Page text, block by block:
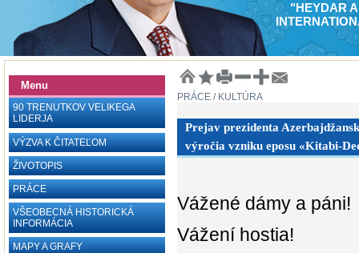
"HEYDAR
Menu
90 TRENUTKOV VELIKEGA
LIDERJA
VÝZVA K ČITATEĽOM
ŽIVOTOPIS
PRÁCE
VŠEOBECNÁ HISTORICKÁ
INFORMÁCIA
MAPY A GRAFY
PRÁCE / KULTÚRA
Prejav prezidenta
výročia vzniku eposu «Kitabi-
Vážené dámy a páni!
Vážení hostia!